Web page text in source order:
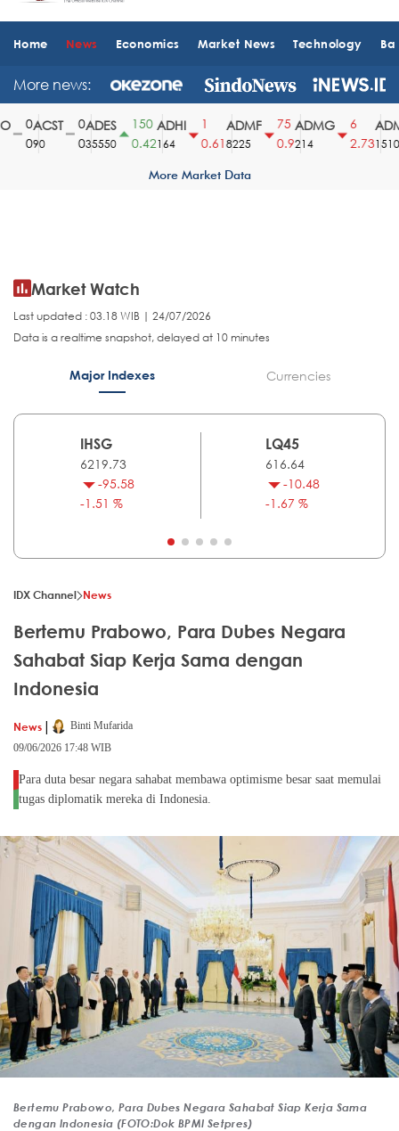
Home News Economics Market News Technology
More news:
ACST
90
0
ADES
35550
150
0.42
ADHI
164
0.61
ADMF
8225
0.9
ADMG
214
2.73
ADMR
1510
More Market Data
Market Watch
Last updated : 03.18 WIB | 24/07/2026
Data is a realtime snapshot, delayed at 10 minutes
Major Indexes Currencies
IHSG
6219.73
-95.58
-1.51 %
LQ45
616.64
-10.48
-1.67 %
IDX Channel News
Bertemu Prabowo, Para Dubes Negara
Sahabat Siap Kerja Sama dengan
Indonesia
News |
Binti Mufarida
09/06/2026 17:48 WIB
Para duta besar negara sahabat membawa optimisme besar saat memulai
tugas diplomatik mereka di Indonesia.
Bertemu Prabowo, Para Dubes Negara Sahabat Siap Kerja Sama
dengan Indonesia (FOTO:Dok BPMI Setpres)